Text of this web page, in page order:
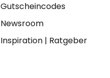
Gutscheincodes
Newsroom
Inspiration| Ratgeber